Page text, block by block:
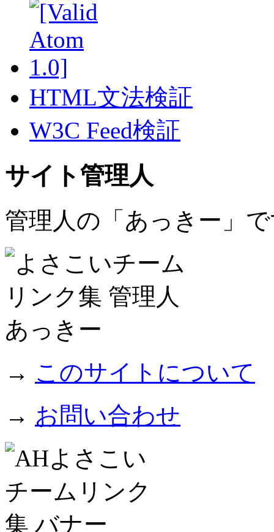
HTML文法検証
W3C Feed検証
サイト管理人
管理人の「あっきー」
→ このサイトについて
→ お問い合わせ